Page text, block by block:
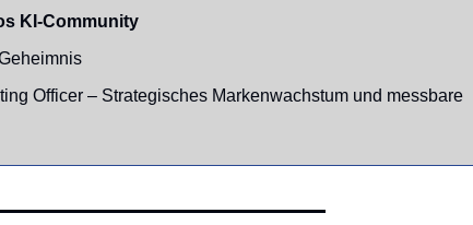
KI-Community
Officer – Strategisches Markenwachstum und messbare